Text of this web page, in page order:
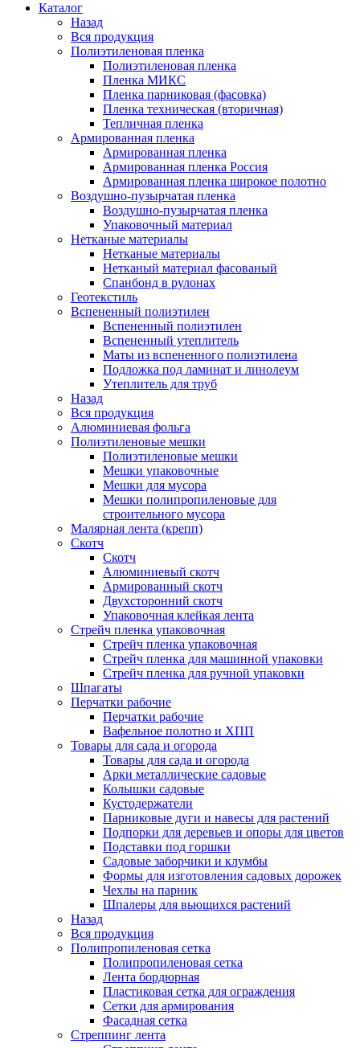
Каталог
Назад
Вся продукция
Полиэтиленовая пленка
Полиэтиленовая пленка
Пленка МИКС
Пленка парниковая (фасовка)
Пленка техническая (вторичная)
Тепличная пленка
Армированная пленка
Армированная пленка
Армированная пленка Россия
Армированная пленка широкое полотно
Воздушно-пузырчатая пленка
Воздушно-пузырчатая пленка
Упаковочный материал
Нетканые материалы
Нетканые материалы
Нетканый материал фасованый
Спанбонд в рулонах
Геотекстиль
Вспененный полиэтилен
Вспененный полиэтилен
Вспененный утеплитель
Маты из вспененного полиэтилена
Подложка под ламинат и линолеум
Утеплитель для труб
Назад
Вся продукция
Алюминиевая фольга
Полиэтиленовые мешки
Полиэтиленовые мешки
Мешки упаковочные
Мешки для мусора
Мешки полипропиленовые для
строительного мусора
Малярная лента (крепп)
Скотч
Скотч
Алюминиевый скотч
Армированный скотч
Двухсторонний скотч
Упаковочная клейкая лента
Стрейч пленка упаковочная
Стрейч пленка упаковочная
Стрейч пленка для машинной упаковки
Стрейч пленка для ручной упаковки
Шпагаты
Перчатки рабочие
Перчатки рабочие
Вафельное полотно и ХПП
Товары для сада и огорода
Товары для сада и огорода
Арки металлические садовые
Колышки садовые
Кустодержатели
Парниковые дуги и навесы для растений
Подпорки для деревьев и опоры для цветов
Подставки под горшки
Садовые заборчики и клумбы
Формы для изготовления садовых дорожек
Чехлы на парник
Шпалеры для вьющихся растений
Назад
Вся продукция
Полипропиленовая сетка
Полипропиленовая сетка
Лента бордюрная
Пластиковая сетка для ограждения
Сетки для армирования
Фасадная сетка
Стреппинг лента